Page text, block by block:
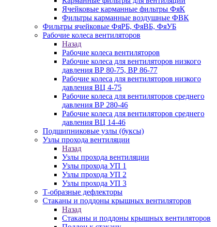
Ячейковые карманные фильтры ФяК
Фильтры карманные воздушные ФВК
Фильтры ячейковые ФяРБ, ФяВБ, ФяУБ
Рабочие колеса вентиляторов
Назад
Рабочие колеса вентиляторов
Рабочие колеса для вентиляторов низкого
давления ВР 80-75, ВР 86-77
Рабочие колеса для вентиляторов низкого
давления ВЦ 4-75
Рабочие колеса для вентиляторов среднего
давления ВР 280-46
Рабочие колеса для вентиляторов среднего
давления ВЦ 14-46
Подшипниковые узлы (буксы)
Узлы прохода вентиляции
Назад
Узлы прохода вентиляции
Узлы прохода УП 1
Узлы прохода УП 2
Узлы прохода УП 3
Т-образные дефлекторы
Стаканы и поддоны крышных вентиляторов
Назад
Стаканы и поддоны крышных вентиляторов